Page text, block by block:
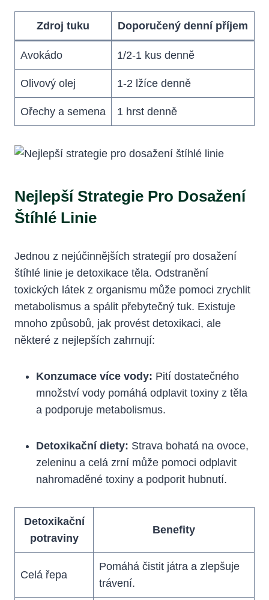
Zdroj tuku Doporučený denní ⁤příjem
Avokádo 1/2-1 ⁣kus denně
Olivový olej 1-2 lžíce denně
Ořechy​ a semena 1 hrst ⁤denně
Nejlepší Strategie Pro Dosažení
Štíhlé‌ Linie
Jednou z nejúčinnějších strategií pro dosažení
štíhlé linie je detoxikace těla. Odstranění
toxických látek z organismu může⁣ pomoci zrychlit⁣
metabolismus a spálit přebytečný⁤ tuk. Existuje‌
mnoho způsobů, jak provést detoxikaci, ale
některé z nejlepších zahrnují:
Konzumace více vody: Pití dostatečného
množství vody pomáhá odplavit ​toxiny z těla
a podporuje metabolismus.
Detoxikační diety: Strava bohatá na ovoce,
zeleninu a ‌celá zrní může pomoci odplavit
nahromaděné toxiny a podporit ‍hubnutí.
Detoxikační
potraviny
Benefity
Celá ⁣řepa
Pomáhá čistit játra a zlepšuje
trávení.